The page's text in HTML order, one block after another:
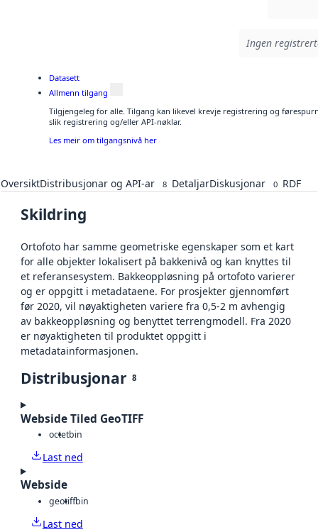
Ingen
Datasett
Allmenn tilgang
Tilgjengeleg for alle. Tilgang kan likevel krevje registrering og
slik registrering og/eller API-nøklar.
Les meir om tilgangsnivå her
OversiktDistribusjonar og API-ar 8 DetaljarDiskusjonar 0 RDF
Skildring
Ortofoto har samme geometriske egenskaper som et kart
for alle objekter lokalisert på bakkenivå og kan knyttes til
et referansesystem. Bakkeoppløsning på ortofoto varierer
og er oppgitt i metadataene. For prosjekter gjennomført
før 2020, vil nøyaktigheten variere fra 0,5-2 m avhengig
av bakkeoppløsning og benyttet terrengmodell. Fra 2020
er nøyaktigheten til produktet oppgitt i
metadatainformasjonen.
Distribusjonar 8
Webside Tiled GeoTIFF
octetbin
Last ned
Webside
geotiffbin
Last ned